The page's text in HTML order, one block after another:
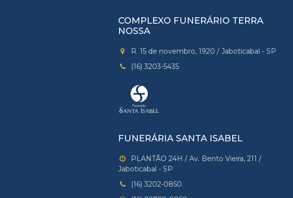
COMPLEXO FUNERÁRIO TERRA
NOSSA
R. 15 de novembro, 1920 / Jaboticabal - SP
(16) 3203-5435
FUNERÁRIA SANTA ISABEL
PLANTÃO 24H / Av. Bento Vieira, 211 /
Jaboticabal - SP
(16) 3202-0850